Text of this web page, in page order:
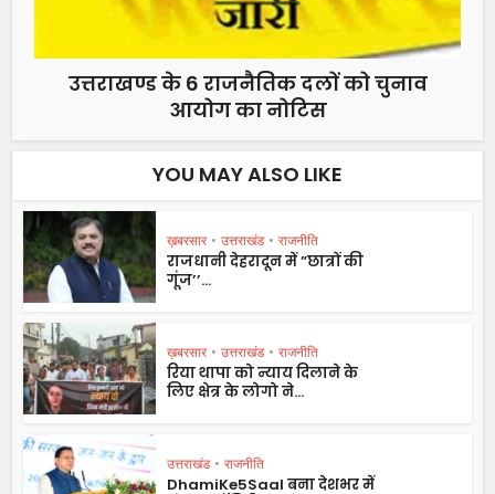
उत्तराखण्ड के 6 राजनैतिक दलों को चुनाव
आयोग का नोटिस
YOU MAY ALSO LIKE
ख़बरसार • उत्तराखंड • राजनीति
राजधानी देहरादून में ”छात्रों की
गूंज’’...
ख़बरसार • उत्तराखंड • राजनीति
रिया थापा को न्याय दिलाने के
लिए क्षेत्र के लोगो ने...
उत्तराखंड • राजनीति
DhamiKe5Saal बना देशभर में